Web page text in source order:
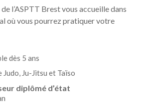
l’ASPTT Brest vous accueille dans
où vous pourrez pratiquer votre
dès 5 ans
Judo, Ju-Jitsu et Taïso
diplômé d’état